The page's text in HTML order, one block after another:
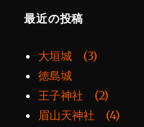
最近の投稿
大垣城 (3)
徳島城
王子神社 (2)
眉山天神社 (4)